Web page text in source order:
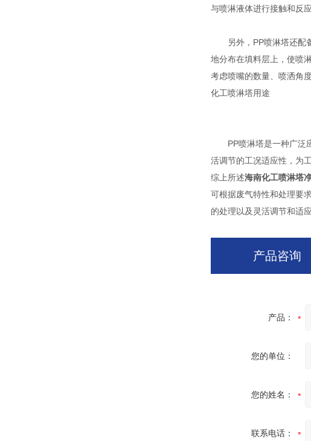
与喷淋液体进行接触和反
另外，PP喷淋塔还配备
地分布在填料层上，使喷
考虑喷嘴的数量、喷洒角
化工喷淋塔用途
PP喷淋塔是一种广泛应
活调节的工况适应性，为
综上所述海南化工喷淋塔
可根据废气特性和处理要
的处理以及灵活调节和适
产品咨询
产品：
您的单位：
您的姓名：
联系电话：